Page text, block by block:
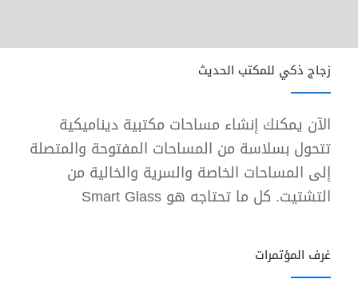
زجاج ذكي للمكتب الحديث
الآن يمكنك إنشاء مساحات مكتبية ديناميكية
تتحول بسلاسة من المساحات المفتوحة والمتصلة
إلى المساحات الخاصة والسرية والخالية من
التشتيت. كل ما تحتاجه هو Smart Glass
غرف المؤتمرات